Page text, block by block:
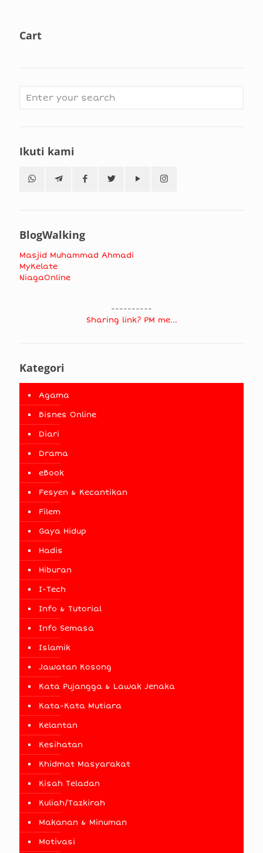
Cart
Ikuti kami
BlogWalking
Masjid Muhammad Ahmadi
MyKelate
NiagaOnline
----------
Sharing link? PM me...
Kategori
Agama
Bisnes Online
Diari
Drama
eBook
Fesyen & Kecantikan
Filem
Gaya Hidup
Hadis
Hiburan
I-Tech
Info & Tutorial
Info Semasa
Islamik
Jawatan Kosong
Kata Pujangga & Lawak Jenaka
Kata-Kata Mutiara
Kelantan
Kesihatan
Khidmat Masyarakat
Kisah Teladan
Kuliah/Tazkirah
Makanan & Minuman
Motivasi